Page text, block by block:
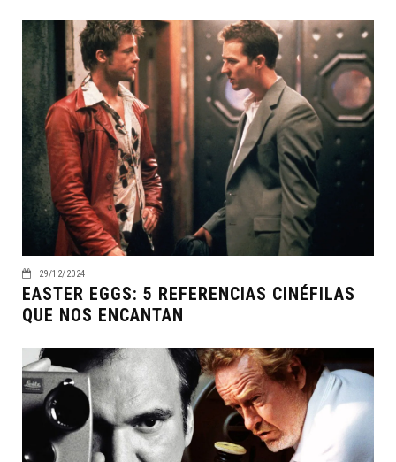
29/12/2024
EASTER EGGS: 5 REFERENCIAS CINÉFILAS
QUE NOS ENCANTAN